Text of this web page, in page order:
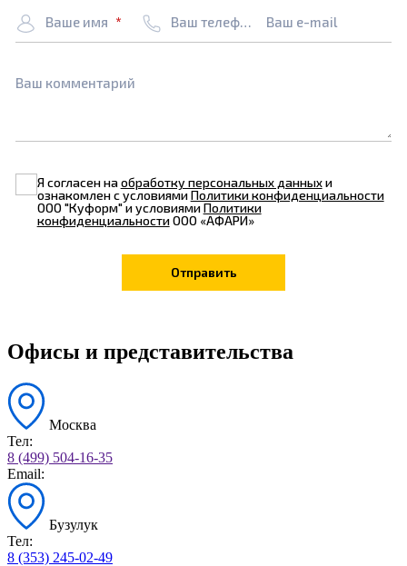
Ваше имя Ваш телефон Ваш e-mail
Ваш комментарий
Я согласен наобработку персональных данныхи
ознакомлен с условиямиПолитики конфиденциальности
ООО "Куформ" и условиямиПолитики
конфиденциальностиООО «АФАРИ»
Офисы и представительства
Москва
Тел:
8 (499) 504-16-35
Email:
Бузулук
Тел:
8 (353) 245-02-49